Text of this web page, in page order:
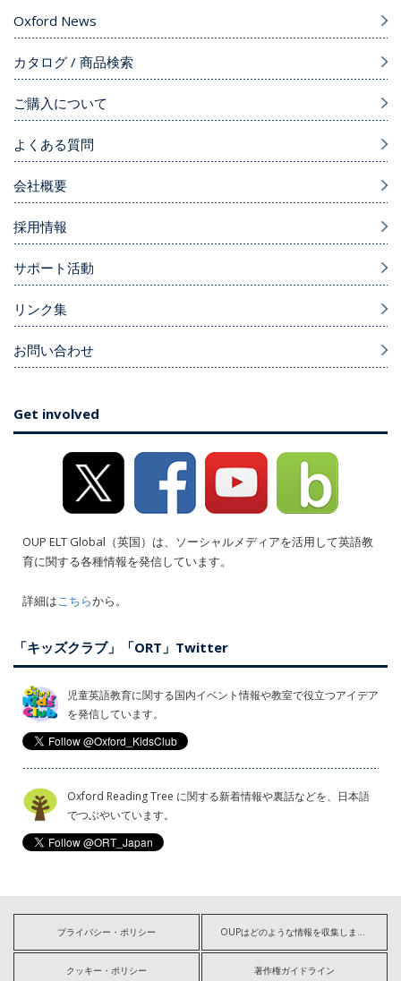
Oxford News
カタログ / 商品検索
ご購入について
よくある質問
会社概要
採用情報
サポート活動
リンク集
お問い合わせ
Get involved
OUP ELT Global（英国）は、ソーシャルメディアを活用して英語教
育に関する各種情報を発信しています。
詳細はこちらから。
「キッズクラブ」「ORT」Twitter
児童英語教育に関する国内イベント情報や教室で役立つアイデア
を発信しています。
Oxford Reading Tree に関する新着情報や裏話などを、日本語
でつぶやいています。
プライバシー・ポリシー OUPはどのような情報を収集しますか?
クッキー・ポリシー 著作権ガイドライン